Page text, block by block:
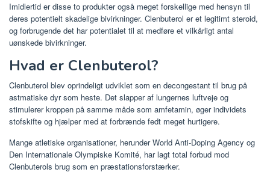
Imidlertid er disse to produkter også meget forskellige med hensyn til
deres potentielt skadelige bivirkninger. Clenbuterol er et legitimt steroid,
og forbrugende det har potentialet til at medføre et vilkårligt antal
uønskede bivirkninger.
Hvad er Clenbuterol?
Clenbuterol blev oprindeligt udviklet som en decongestant til brug på
astmatiske dyr som heste. Det slapper af lungernes luftveje og
stimulerer kroppen på samme måde som amfetamin, øger individets
stofskifte og hjælper med at forbrænde fedt meget hurtigere.
Mange atletiske organisationer, herunder World Anti-Doping Agency og
Den Internationale Olympiske Komité, har lagt total forbud mod
Clenbuterols brug som en præstationsforstærker.